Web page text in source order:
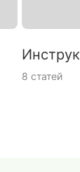
8 статей